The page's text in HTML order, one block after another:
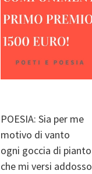
POESIA: Sia per me
motivo di vanto
ogni goccia di pianto
che mi versi addosso